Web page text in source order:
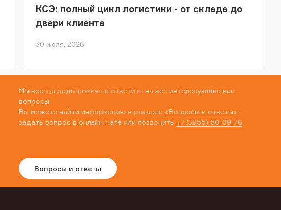
КСЭ: полный цикл логистики - от склада до
двери клиента
30 июля, 2026
Мы всегда рады помочь и ответить на все интересующие вас
вопросы.
Вы можете найти информацию в разделе «Вопросы и ответы»
задать вопрос в онлайн-чате или позвонить +7 (3955) 50-09-76
Вопросы и ответы